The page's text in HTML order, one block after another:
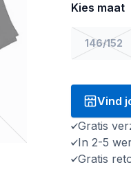
Kies maat
146/152
Vind
Gratis
In 2-5
Gratis